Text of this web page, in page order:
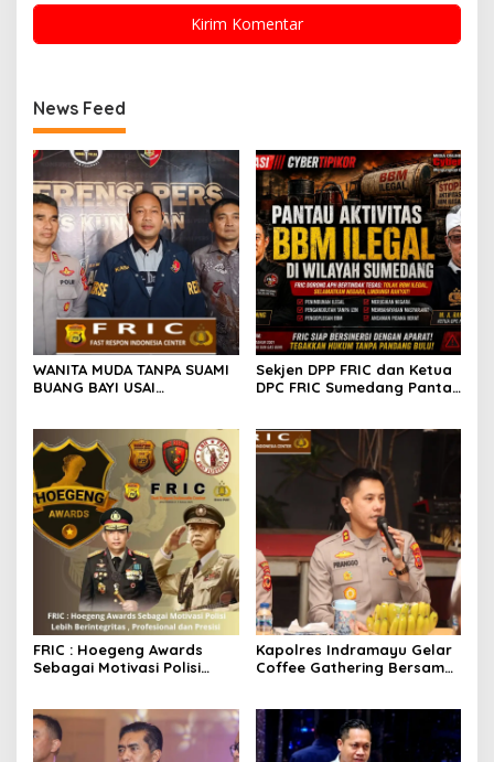
News Feed
WANITA MUDA TANPA SUAMI
BUANG BAYI USAI
Sekjen DPP FRIC dan Ketua
DPC FRIC Sumedang Pantau
Sumedang, Minta APH
Bertindak Tegas
FRIC : Hoegeng Awards
Sebagai Motivasi Polisi
Kapolres Indramayu Gelar
Coffee Gathering Bersama